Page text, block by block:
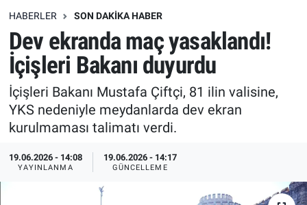
HABERLER SON DAKIKA HABER
Dev ekranda maç yasaklandı!
İçişleri Bakanı duyurdu
İçişleri Bakanı Mustafa Çiftçi, 81 ilin valisine,
YKS nedeniyle meydanlarda dev ekran
kurulmaması talimatı verdi.
19.06.2026 - 14:08
YAYINLANMA
19.06.2026 - 14:17
GÜNCELLEME
Erişim Bilgileri
Ekonomi
Trend
Erişim Bilgileri
Spor
Ekonomi
Erişim Bilgileri
Tüm Manşetler
Son Dakika Haberleri